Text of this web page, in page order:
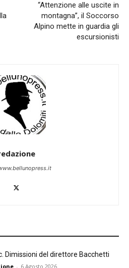
“Attenzione alle uscite in
montagna”, il Soccorso
Alpino mette in guardia gli
escursionisti
Dimissioni del direttore Bacchetti
- 6 Agosto 2026